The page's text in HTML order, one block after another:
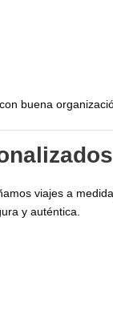
buena
viajes a
y auténtica.